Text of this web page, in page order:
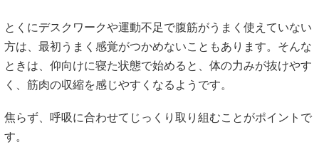
とくにデスクワークや運動不足で腹筋がうまく使えていない
方は、最初うまく感覚がつかめないこともあります。そんな
ときは、仰向けに寝た状態で始めると、体の力みが抜けやす
く、筋肉の収縮を感じやすくなるようです。
焦らず、呼吸に合わせてじっくり取り組むことがポイントで
す。